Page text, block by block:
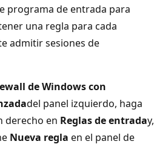
programa de entrada para
una regla para cada
admitir sesiones de
de Windows con
del panel izquierdo, haga
derecho en Reglas de entraday,
Nueva regla en el panel de